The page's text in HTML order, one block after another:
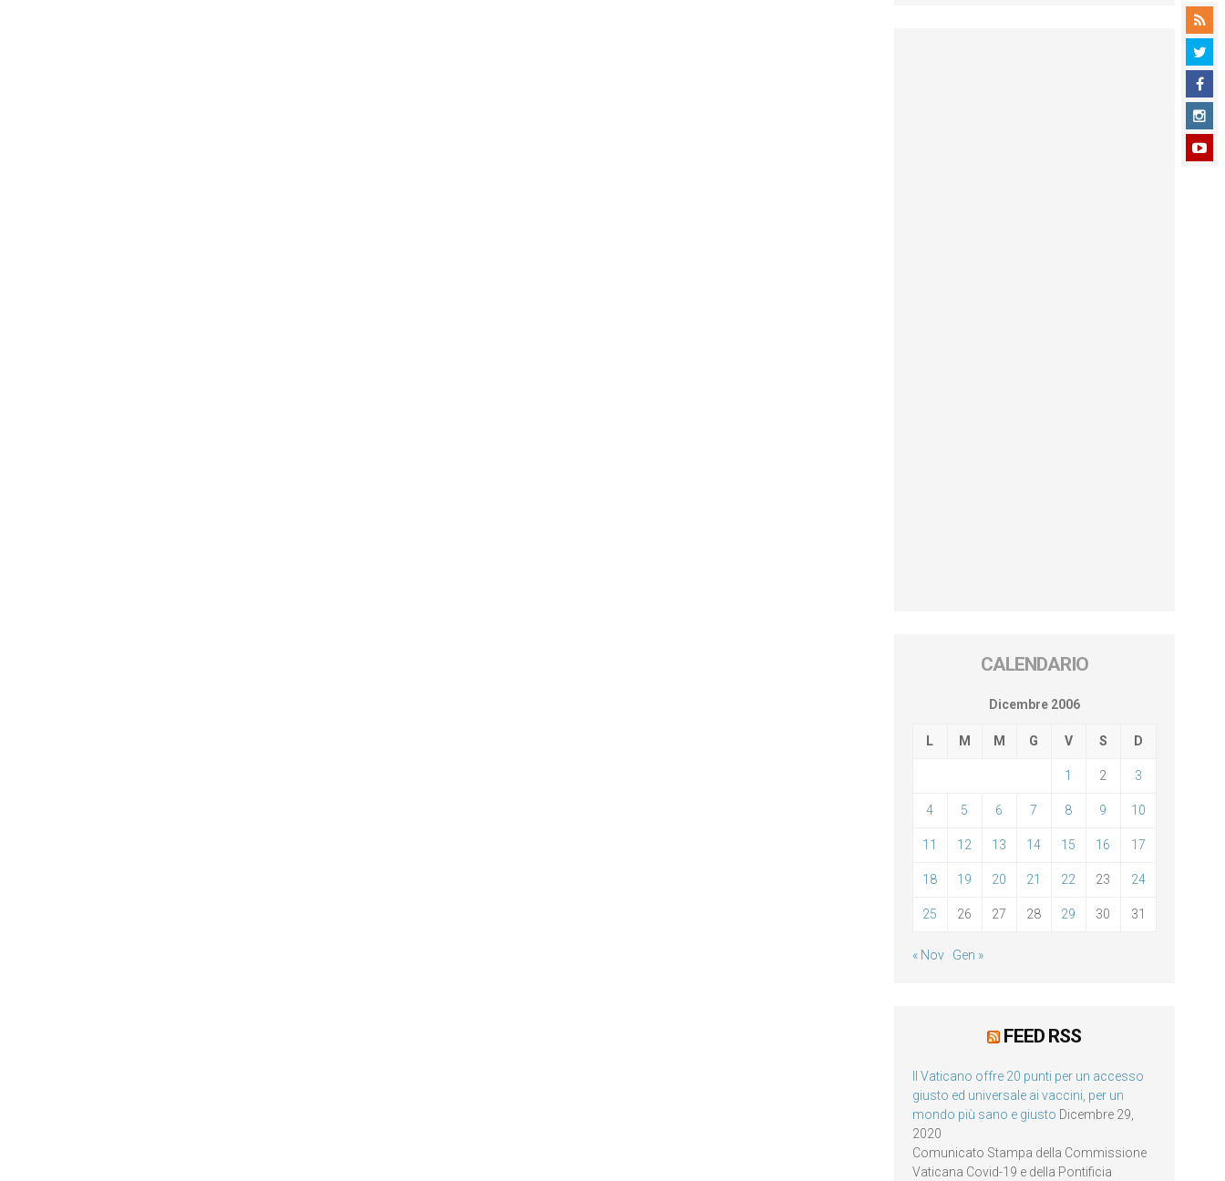
CALENDARIO
Dicembre 2006
L M M G V S D
1 2 3
4 5 6 7 8 9 10
11 12 13 14 15 16 17
18 19 20 21 22 23 24
25 26 27 28 29 30 31
« Nov Gen »
FEED RSS
Il Vaticano offre 20 punti per un accesso
giusto ed universale ai vaccini, per un
mondo più sano e giusto Dicembre 29,
2020
Comunicato Stampa della Commissione
Vaticana Covid-19 e della Pontificia